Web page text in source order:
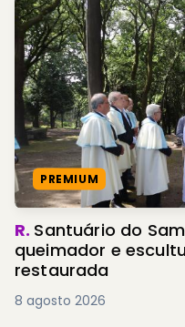
PREMIUM
R. Santuário do
queimador e
restaurada
8 agosto 2026